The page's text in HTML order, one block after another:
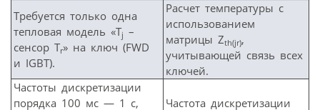
Требуется только одна
тепловая модель «Tj –
сенсор Tr» на ключ (FWD
и IGBT).
Расчет температуры с
использованием
матрицы Zth(jr),
учитывающей связь всех
ключей.
Частоты дискретизации
порядка 100 мс — 1 с,
Частота дискретизации